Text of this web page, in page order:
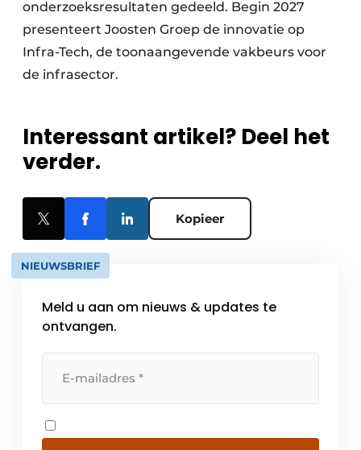
onderzoeksresultaten gedeeld. Begin 2027
presenteert Joosten Groep de innovatie op
Infra-Tech, de toonaangevende vakbeurs voor
de infrasector.
Interessant artikel? Deel het
verder.
Kopieer
NIEUWSBRIEF
Meld u aan om nieuws & updates te
ontvangen.